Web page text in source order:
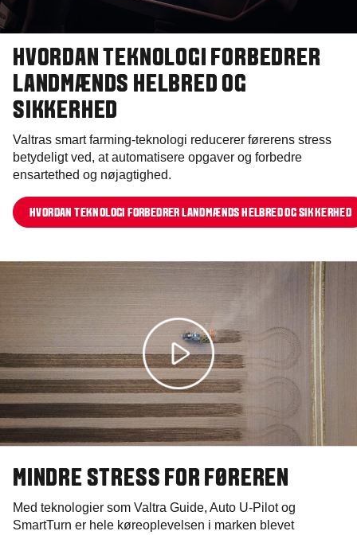
HVORDAN TEKNOLOGI FORBEDRER
LANDMÆNDS HELBRED OG
SIKKERHED
Valtras smart farming-teknologi reducerer førerens stress
betydeligt ved, at automatisere opgaver og forbedre
ensartethed og nøjagtighed.
HVORDAN TEKNOLOGI FORBEDRER LANDMÆNDS HELBRED OG SIKKERHED
MINDRE STRESS FOR FØREREN
Med teknologier som Valtra Guide, Auto U-Pilot og
SmartTurn er hele køreoplevelsen i marken blevet